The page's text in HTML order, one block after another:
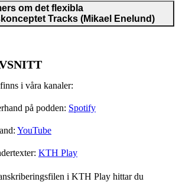
om det flexibla
Tracks (Mikael Enelund)
i våra kanaler:
på podden: Spotify
YouTube
KTH Play
i KTH Play hittar du